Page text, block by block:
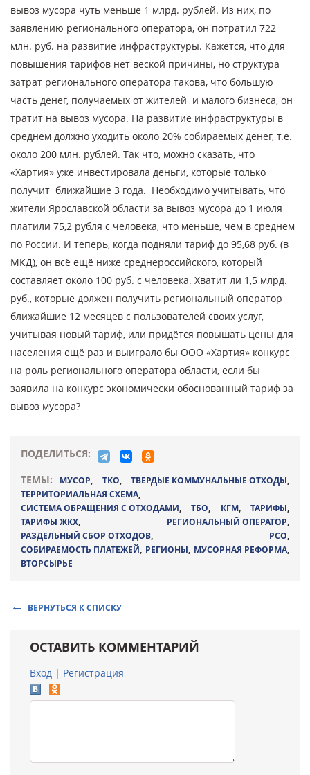
вывоз мусора чуть меньше 1 млрд. рублей. Из них, по
заявлению регионального оператора, он потратил 722
млн. руб. на развитие инфраструктуры. Кажется, что для
повышения тарифов нет веской причины, но структура
затрат регионального оператора такова, что большую
часть денег, получаемых от жителей и малого бизнеса, он
тратит на вывоз мусора. На развитие инфраструктуры в
среднем должно уходить около 20% собираемых денег, т.е.
около 200 млн. рублей. Так что, можно сказать, что
«Хартия» уже инвестировала деньги, которые только
получит ближайшие 3 года. Необходимо учитывать, что
жители Ярославской области за вывоз мусора до 1 июля
платили 75,2 рубля с человека, что меньше, чем в среднем
по России. И теперь, когда подняли тариф до 95,68 руб. (в
МКД), он всё ещё ниже среднероссийского, который
составляет около 100 руб. с человека. Хватит ли 1,5 млрд.
руб., которые должен получить региональный оператор
ближайшие 12 месяцев с пользователей своих услуг,
учитывая новый тариф, или придётся повышать цены для
населения ещё раз и выиграло бы ООО «Хартия» конкурс
на роль регионального оператора области, если бы
заявила на конкурс экономически обоснованный тариф за
вывоз мусора?
ПОДЕЛИТЬСЯ:
ТЕМЫ:
МУСОР, ТКО, ТВЕРДЫЕ КОММУНАЛЬНЫЕ ОТХОДЫ,
ТЕРРИТОРИАЛЬНАЯ СХЕМА,
СИСТЕМА ОБРАЩЕНИЯ С ОТХОДАМИ,ТБО, КГМ,ТАРИФЫ,
ТАРИФЫ ЖКХ, РЕГИОНАЛЬНЫЙ ОПЕРАТОР,
РАЗДЕЛЬНЫЙ СБОР ОТХОДОВ, РСО,
СОБИРАЕМОСТЬ ПЛАТЕЖЕЙ, РЕГИОНЫ, МУСОРНАЯ РЕФОРМА,
ВТОРСЫРЬЕ
ВЕРНУТЬСЯ К СПИСКУ
ОСТАВИТЬ КОММЕНТАРИЙ
Вход | Регистрация